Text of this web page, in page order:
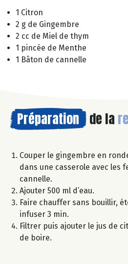
1 Citron
2 g de Gingembre
2 cc de Miel de thym
1 pincée de Menthe
1 Bâton de cannelle
Préparation de la
Couper le gingembre en
dans une casserole avec les
cannelle.
Ajouter 500 ml d’eau.
Faire chauffer sans bouillir,
infuser 3 min.
Filtrer puis ajouter le jus de
de boire.